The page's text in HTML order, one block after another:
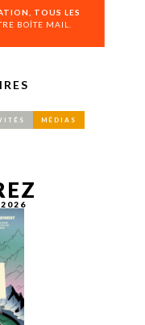
TOUS LES
BOÎTE MAIL.
MÉDIAS